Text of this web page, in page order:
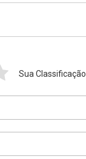
Sua Classificação